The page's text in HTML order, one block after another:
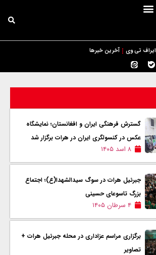
ایراف تی وی آخرین خبرها
گسترش فرهنگی ایران و افغانستان؛ نمایشگاه
عکس در کنسولگری ایران در هرات برگزار شد
۸ اسد ۱۴۰۵
جبرئیل هرات در سوگ سیدالشهدا(ع)؛ اجتماع
بزرگ تاسوعای حسینی
۴ سرطان ۱۴۰۵
برگزاری مراسم عزاداری در محله جبرئیل هرات +
تصاویر